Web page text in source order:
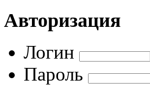
Авторизация
Логин
Пароль